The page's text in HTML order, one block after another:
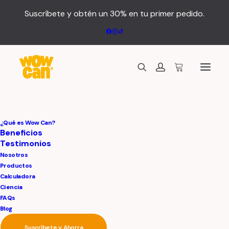
Suscríbete y obtén un 30% en tu primer pedido.
¿Qué es Wow Can?
Beneficios
Testimonios
Nosotros
Productos
Calculadora
Ciencia
FAQs
Blog
Marquee Headings
The Marquee option is designed to display
custom headings that slide from left to right